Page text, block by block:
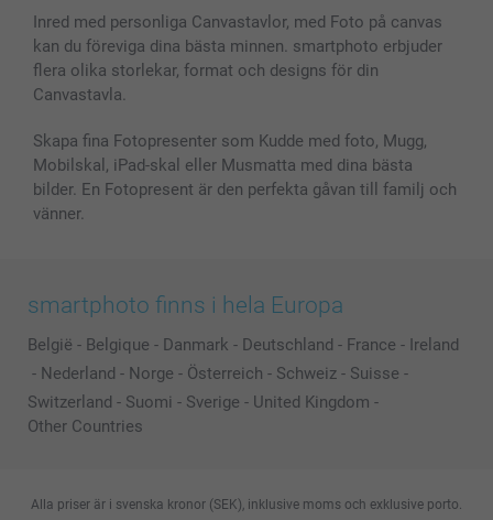
Fotoramar & Tillbehör
Presentkort
Alla fotoprodukter
Inred med personliga Canvastavlor, med Foto på canvas
kan du föreviga dina bästa minnen. smartphoto erbjuder
flera olika storlekar, format och designs för din
Canvastavla.
Skapa fina Fotopresenter som Kudde med foto, Mugg,
Mobilskal, iPad-skal eller Musmatta med dina bästa
bilder. En Fotopresent är den perfekta gåvan till familj och
vänner.
smartphoto finns i hela Europa
België - Belgique - Danmark - Deutschland - France - Ireland
- Nederland - Norge - Österreich - Schweiz - Suisse -
Switzerland - Suomi - Sverige - United Kingdom -
Other Countries
Alla priser är i svenska kronor (SEK), inklusive moms och exklusive porto.